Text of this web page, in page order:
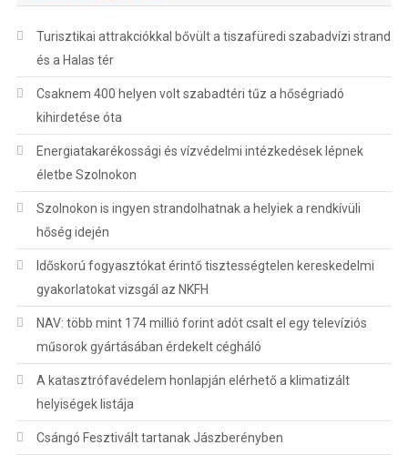
Turisztikai attrakciókkal bővült a tiszafüredi szabadvízi strand
és a Halas tér
Csaknem 400 helyen volt szabadtéri tűz a hőségriadó
kihirdetése óta
Energiatakarékossági és vízvédelmi intézkedések lépnek
életbe Szolnokon
Szolnokon is ingyen strandolhatnak a helyiek a rendkívüli
hőség idején
Időskorú fogyasztókat érintő tisztességtelen kereskedelmi
gyakorlatokat vizsgál az NKFH
NAV: több mint 174 millió forint adót csalt el egy televíziós
műsorok gyártásában érdekelt cégháló
A katasztrófavédelem honlapján elérhető a klimatizált
helyiségek listája
Csángó Fesztivált tartanak Jászberényben